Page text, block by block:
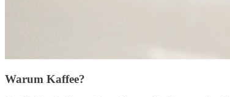
Warum Kaffee?